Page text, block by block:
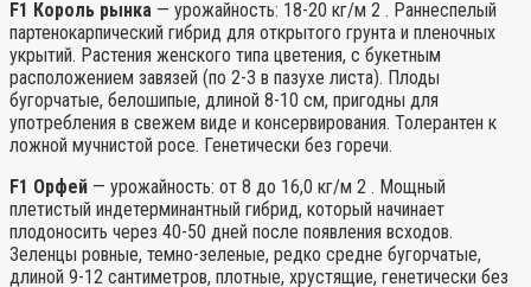
F1 Король рынка — урожайность: 18-20 кг/м 2 . Раннеспелый
партенокарпический гибрид для открытого грунта и пленочных
укрытий. Растения женского типа цветения, с букетным
расположением завязей (по 2-3 в пазухе листа). Плоды
бугорчатые, белошипые, длиной 8-10 см, пригодны для
употребления в свежем виде и консервирования. Толерантен к
ложной мучнистой росе. Генетически без горечи.
F1 Орфей — урожайность: от 8 до 16,0 кг/м 2 . Мощный
плетистый индетерминантный гибрид, который начинает
плодоносить через 40-50 дней после появления всходов.
Зеленцы ровные, темно-зеленые, редко средне бугорчатые,
длиной 9-12 сантиметров, плотные, хрустящие, генетически без